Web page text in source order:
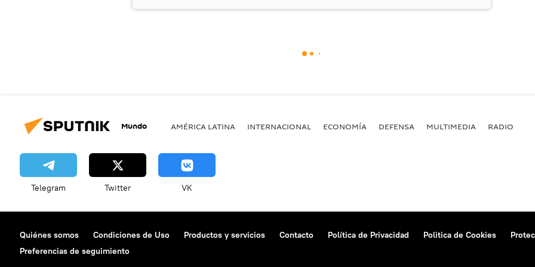
Mundo AMÉRICA LATINA INTERNACIONAL ECONOMÍA DEFENSA MULTIMEDIA RADIO
Telegram Twitter VK
Quiénes somos Condiciones de Uso Productos y servicios Contacto Política de Privacidad Politica de Cookies
Preferencias de seguimiento